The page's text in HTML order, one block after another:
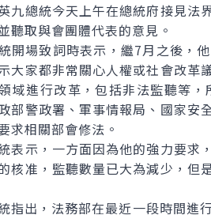
總統今天上午在總統府接見法界
聽取與會團體代表的意見。
場致詞時表示，繼7月之後，他
大家都非常關心人權或社會改革
域進行改革，包括非法監聽等
部警政署、軍事情報局、國家安
求相關部會修法。
示，一方面因為他的強力要求，
核准，監聽數量已大為減少，但
出，法務部在最近一段時間進行